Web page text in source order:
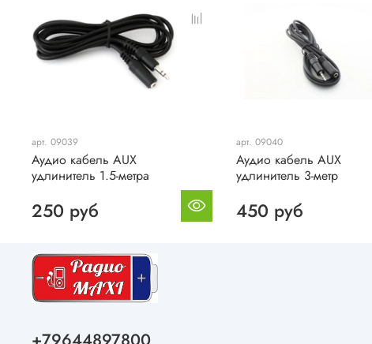
арт. 09039
Аудио кабель AUX
удлинитель 1.5-метра
250 руб
арт. 09040
Аудио кабель AUX
удлинитель 3-метр
450 руб